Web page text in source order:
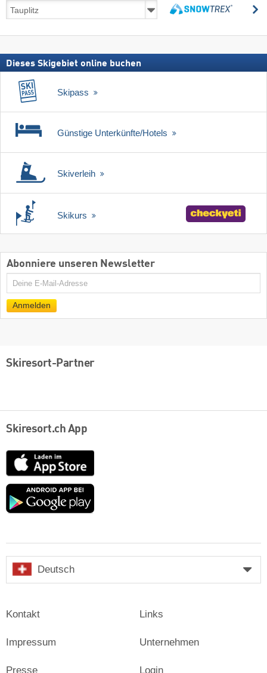
Skireisen
inkl.
Dieses Skigebiet online buchen
Skipass
Günstige Unterkünfte/Hotels
Skiverleih
Skikurs
Abonniere unseren Newsletter
E-
Anmelden
Skiresort-Partner
Skiresort.ch App
App
Store
Google
Deutsch
Kontakt
Impressum
Presse
Links
Unternehmen
Login